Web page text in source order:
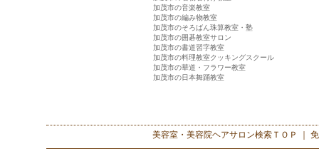
加茂市の音楽教室
加茂市の編み物教室
加茂市のそろばん珠算教室・塾
加茂市の囲碁教室サロン
加茂市の書道習字教室
加茂市の料理教室クッキングスクール
加茂市の華道・フラワー教室
加茂市の日本舞踊教室
美容室・美容院ヘアサロン検索 ＴＯＰ ｜